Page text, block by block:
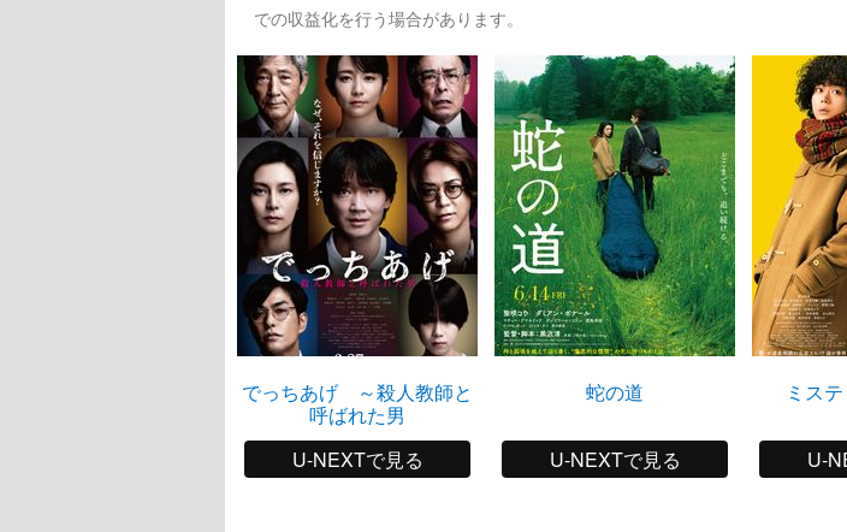
での収益化を行う場合があります。
でっちあげ ～殺人教師と
呼ばれた男
U-NEXTで見る
蛇の道
U-NEXTで見る
ミス
U-